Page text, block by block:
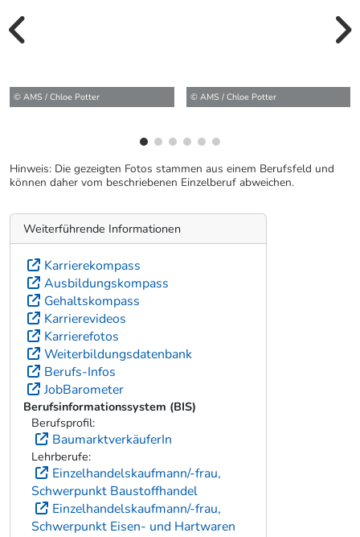
© AMS / Chloe Potter © AMS / Chloe Potter
Hinweis: Die gezeigten Fotos stammen aus einem Berufsfeld und
können daher vom beschriebenen Einzelberuf abweichen.
Weiterführende Informationen
Karrierekompass
Ausbildungskompass
Gehaltskompass
Karrierevideos
Karrierefotos
Weiterbildungsdatenbank
Berufs-Infos
JobBarometer
Berufsinformationssystem (BIS)
Berufsprofil:
BaumarktverkäuferIn
Lehrberufe:
Einzelhandelskaufmann/-frau,
Schwerpunkt Baustoffhandel
Einzelhandelskaufmann/-frau,
Schwerpunkt Eisen- und Hartwaren